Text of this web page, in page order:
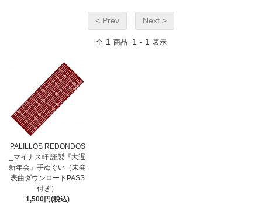
< Prev Next >
全 1 商品 1 - 1 表示
PALILLOS REDONDOS
_マイナス軒 謹製『大遅
新年会』手ぬぐい（未発
表曲ダウンロードPASS
付き）
1,500円(税込)